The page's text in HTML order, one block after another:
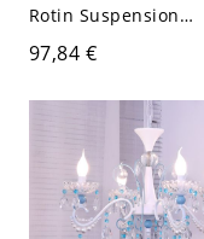
Rotin Suspension
Asiatique Beige avec
Abat-Jour de Design
Frange 1 Ampoule
Salle de Séjour -
110 V-120 V
97,84 €